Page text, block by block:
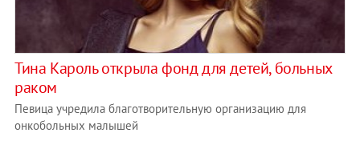
Тина Кароль открыла фонд для детей, больных
раком
Певица учредила благотворительную организацию для
онкобольных малышей